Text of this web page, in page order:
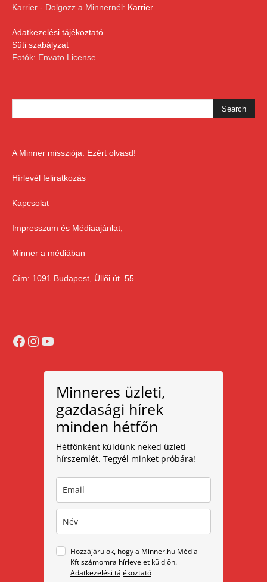
Karrier - Dolgozz a Minnernél: Karrier
Adatkezelési tájékoztató
Süti szabályzat
Fotók: Envato License
A Minner missziója. Ezért olvasd!
Hírlevél feliratkozás
Kapcsolat
Impresszum és Médiaajánlat,
Minner a médiában
Cím: 1091 Budapest, Üllői út. 55.
Facebook
Instagram
YouTube
Minneres üzleti,
gazdasági hírek
minden hétfőn
Hétfőnként küldünk neked üzleti
hírszemlét. Tegyél minket próbára!
Hozzájárulok, hogy a Minner.hu Média
Kft számomra hírlevelet küldjön.
Adatkezelési tájékoztató